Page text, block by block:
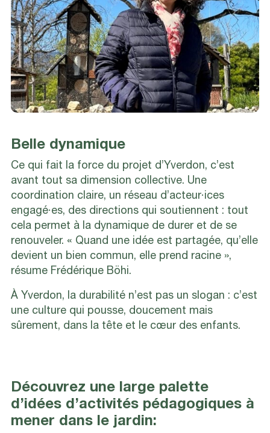
Belle dynamique
Ce qui fait la force du projet d’Yverdon, c’est
avant tout sa dimension collective. Une
coordination claire, un réseau d’acteur·ices
engagé·es, des directions qui soutiennent : tout
cela permet à la dynamique de durer et de se
renouveler. « Quand une idée est partagée, qu’elle
devient un bien commun, elle prend racine »,
résume Frédérique Böhi.
À Yverdon, la durabilité n’est pas un slogan : c’est
une culture qui pousse, doucement mais
sûrement, dans la tête et le cœur des enfants.
Découvrez une large palette
d’idées d’activités pédagogiques à
mener dans le jardin: